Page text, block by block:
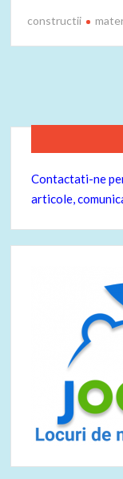
e
k
itt
constructii
Contactati-ne
articole,